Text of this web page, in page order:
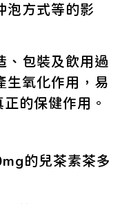
泡方式等的影
、包裝及飲用過
生氧化作用，易
的保健作用。
的兒茶素茶多